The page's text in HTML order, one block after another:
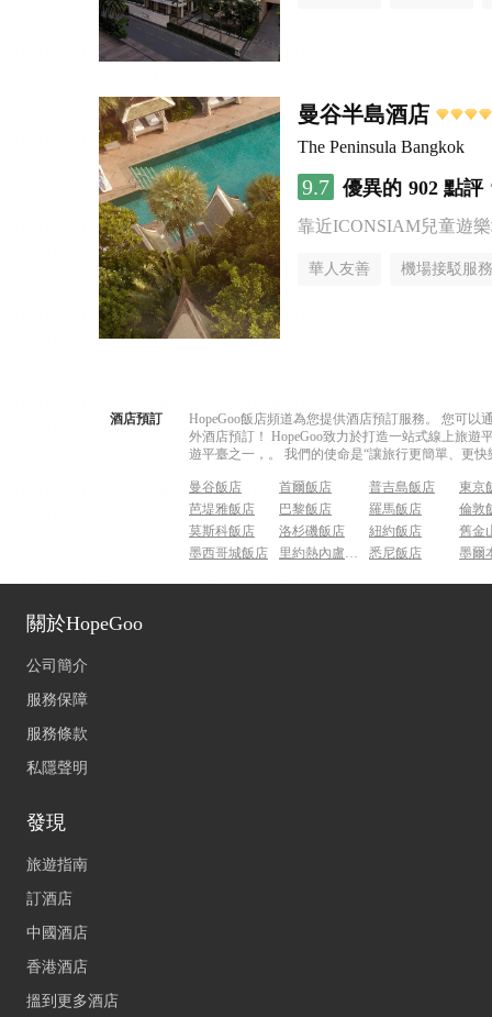
曼谷半島酒店
The Peninsula Bangkok
9.7 優異的 902 點評
靠近ICONSIAM兒童遊
華人友善 機場接駁服務
酒店預訂
HopeGoo飯店頻道為您提供酒店預訂服務。 您可
外酒店預訂！ HopeGoo致力於打造一站式線上旅
遊平臺之一，。 我們的使命是“讓旅行更簡單、更
曼谷飯店 首爾飯店 普吉島飯店
東京
芭堤雅飯店
巴黎飯店 羅馬飯店
倫敦
莫斯科飯店
洛杉磯飯店 紐約飯店
舊金
墨西哥城飯店
里約熱內盧飯店 悉尼飯店 墨爾
關於HopeGoo
公司簡介
服務保障
服務條款
私隱聲明
發現
旅遊指南
訂酒店
中國酒店
香港酒店
搵到更多酒店